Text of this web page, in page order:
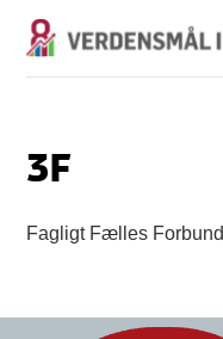
3F
Fagligt Fælles Forbund